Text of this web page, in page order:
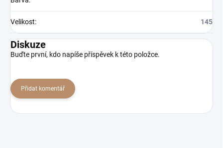
Velikost: 145
Diskuze
Buďte první, kdo napíše příspěvek k této položce.
Přidat komentář